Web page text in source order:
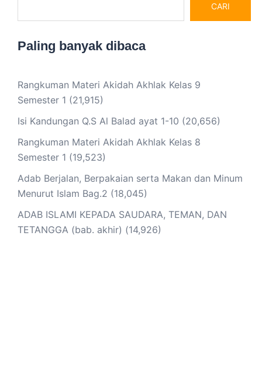
CARI
Paling banyak dibaca
Rangkuman Materi Akidah Akhlak Kelas 9
Semester 1 (21,915)
Isi Kandungan Q.S Al Balad ayat 1-10 (20,656)
Rangkuman Materi Akidah Akhlak Kelas 8
Semester 1 (19,523)
Adab Berjalan, Berpakaian serta Makan dan Minum
Menurut Islam Bag.2 (18,045)
ADAB ISLAMI KEPADA SAUDARA, TEMAN, DAN
TETANGGA (bab. akhir) (14,926)